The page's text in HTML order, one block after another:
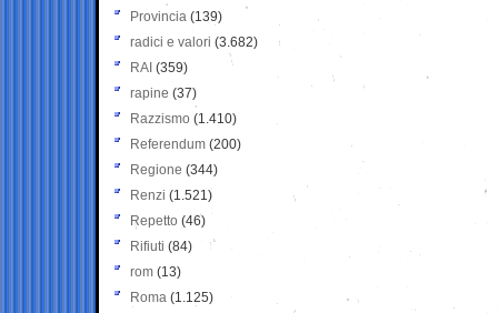
Provincia (139)
radici e valori (3.682)
RAI (359)
rapine (37)
Razzismo (1.410)
Referendum (200)
Regione (344)
Renzi (1.521)
Repetto (46)
Rifiuti (84)
rom (13)
Roma (1.125)